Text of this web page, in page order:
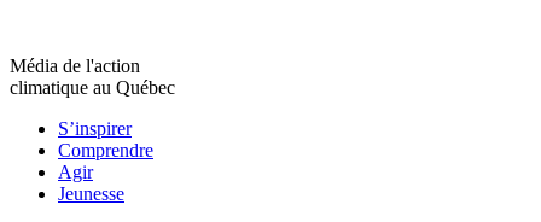
Média de l'action
climatique au Québec
S’inspirer
Comprendre
Agir
Jeunesse